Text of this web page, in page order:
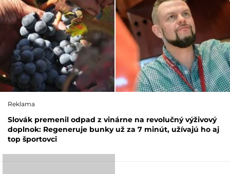
Reklama
Slovák premenil odpad z vinárne na revolučný výživový
doplnok: Regeneruje bunky už za 7 minút, užívajú ho aj
top športovci